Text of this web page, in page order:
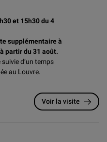
et 15h30 du 4
août.
à
partir du 31 août.
d’un temps
au Louvre.
Voir la visite